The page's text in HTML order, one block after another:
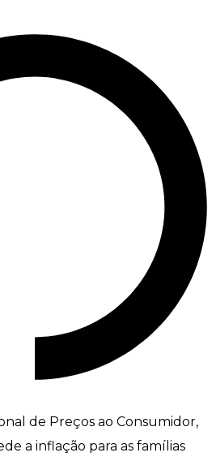
de Preços ao Consumidor,
a inflação para as famílias